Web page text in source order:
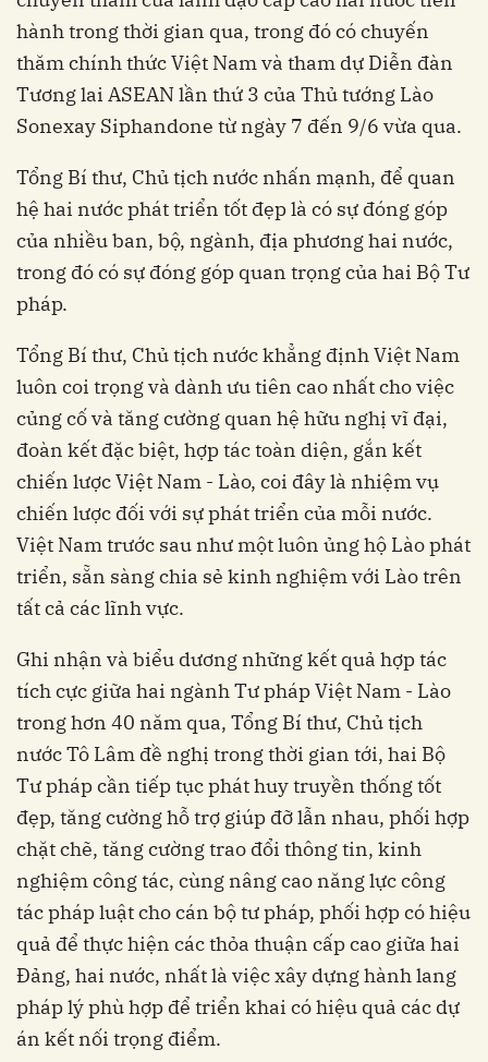
hành trong thời gian qua, trong đó có chuyến
thăm chính thức Việt Nam và tham dự Diễn đàn
Tương lai ASEAN lần thứ 3 của Thủ tướng Lào
Sonexay Siphandone từ ngày 7 đến 9/6 vừa qua.
Tổng Bí thư, Chủ tịch nước nhấn mạnh, để quan
hệ hai nước phát triển tốt đẹp là có sự đóng góp
của nhiều ban, bộ, ngành, địa phương hai nước,
trong đó có sự đóng góp quan trọng của hai Bộ Tư
pháp.
Tổng Bí thư, Chủ tịch nước khẳng định Việt Nam
luôn coi trọng và dành ưu tiên cao nhất cho việc
củng cố và tăng cường quan hệ hữu nghị vĩ đại,
đoàn kết đặc biệt, hợp tác toàn diện, gắn kết
chiến lược Việt Nam - Lào, coi đây là nhiệm vụ
chiến lược đối với sự phát triển của mỗi nước.
Việt Nam trước sau như một luôn ủng hộ Lào phát
triển, sẵn sàng chia sẻ kinh nghiệm với Lào trên
tất cả các lĩnh vực.
Ghi nhận và biểu dương những kết quả hợp tác
tích cực giữa hai ngành Tư pháp Việt Nam - Lào
trong hơn 40 năm qua, Tổng Bí thư, Chủ tịch
nước Tô Lâm đề nghị trong thời gian tới, hai Bộ
Tư pháp cần tiếp tục phát huy truyền thống tốt
đẹp, tăng cường hỗ trợ giúp đỡ lẫn nhau, phối hợp
chặt chẽ, tăng cường trao đổi thông tin, kinh
nghiệm công tác, cùng nâng cao năng lực công
tác pháp luật cho cán bộ tư pháp, phối hợp có hiệu
quả để thực hiện các thỏa thuận cấp cao giữa hai
Đảng, hai nước, nhất là việc xây dựng hành lang
pháp lý phù hợp để triển khai có hiệu quả các dự
án kết nối trọng điểm.